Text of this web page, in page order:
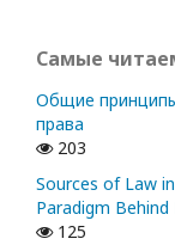
Самые
Общие
права
203
Sources of Law
Paradigm
125